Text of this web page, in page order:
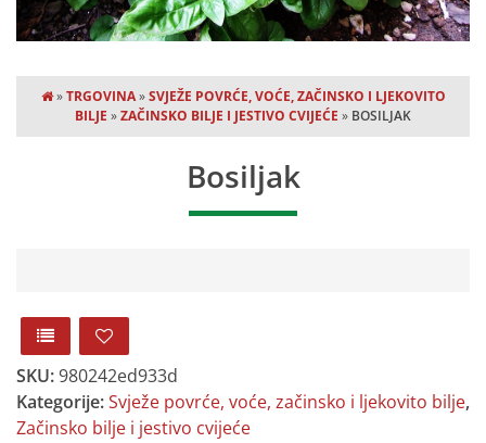
»TRGOVINA»SVJEŽE POVRĆE, VOĆE, ZAČINSKO I LJEKOVITO
BILJE »ZAČINSKO BILJE I JESTIVO CVIJEĆE » BOSILJAK
Bosiljak
SKU:980242ed933d
Kategorije:Svježe povrće, voće, začinsko i ljekovito bilje,
Začinsko bilje i jestivo cvijeće